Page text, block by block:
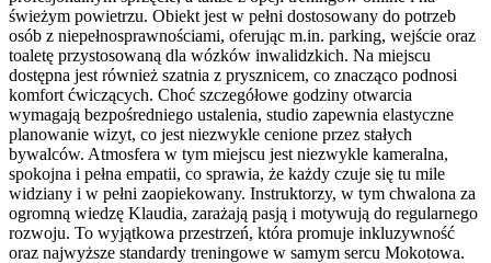
świeżym powietrzu. Obiekt jest w pełni dostosowany do potrzeb
osób z niepełnosprawnościami, oferując m.in. parking, wejście oraz
toaletę przystosowaną dla wózków inwalidzkich. Na miejscu
dostępna jest również szatnia z prysznicem, co znacząco podnosi
komfort ćwiczących. Choć szczegółowe godziny otwarcia
wymagają bezpośredniego ustalenia, studio zapewnia elastyczne
planowanie wizyt, co jest niezwykle cenione przez stałych
bywalców. Atmosfera w tym miejscu jest niezwykle kameralna,
spokojna i pełna empatii, co sprawia, że każdy czuje się tu mile
widziany i w pełni zaopiekowany. Instruktorzy, w tym chwalona za
ogromną wiedzę Klaudia, zarażają pasją i motywują do regularnego
rozwoju. To wyjątkowa przestrzeń, która promuje inkluzywność
oraz najwyższe standardy treningowe w samym sercu Mokotowa.